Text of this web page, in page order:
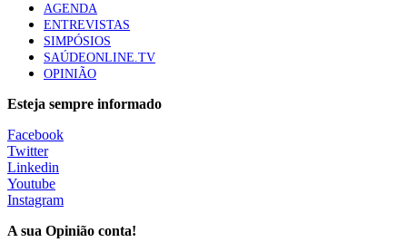
AGENDA
ENTREVISTAS
SIMPÓSIOS
SAÚDEONLINE.TV
OPINIÃO
Esteja sempre informado
Facebook
Twitter
Linkedin
Youtube
Instagram
A sua Opinião conta!